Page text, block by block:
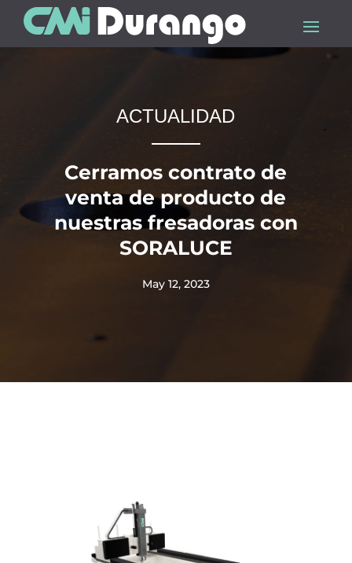
ACTUALIDAD
Cerramos contrato de
venta de producto de
nuestras fresadoras con
SORALUCE
May 12, 2023